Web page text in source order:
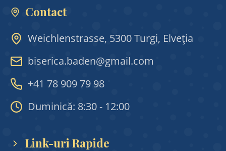
Contact
Weichlenstrasse, 5300 Turgi, Elveția
biserica.baden@gmail.com
+41 78 909 79 98
Duminică: 8:30 - 12:00
Link-uri Rapide